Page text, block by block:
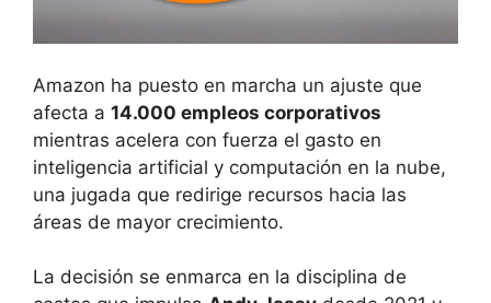
Amazon ha puesto en marcha un ajuste que
afecta a 14.000 empleos corporativos
mientras acelera con fuerza el gasto en
inteligencia artificial y computación en la nube,
una jugada que redirige recursos hacia las
áreas de mayor crecimiento.
La decisión se enmarca en la disciplina de